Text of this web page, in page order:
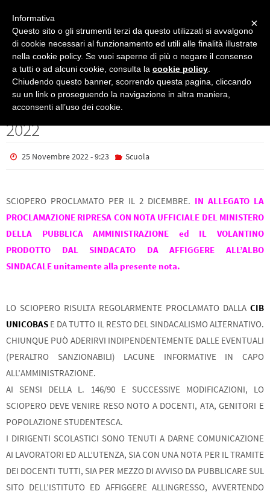
Scuola UNICOBAS: PROCLAMAZIONE SCIOPERO GENERALE 2 DICEMBRE 2022
UNICOBAS: PROCLAMAZIONE
SCIOPERO GENERALE 2 DICEMBRE
2022
25 Novembre 2022 - 9:23 Scuola
SCIOPERO PROCLAMATO PER IL 2 DICEMBRE. IN ALLEGATO LA
PROCLAMAZIONE RIPRESA CON NOTA UFFICIALE DEL MINISTERO
DELLA PUBBLICA AMMINISTRAZIONE ed IL VOLANTINO
PRODOTTO DAL SINDACATO DA AFFIGGERE ALL’ALBO
SINDACALE unitamente alla presente nota.
LO SCIOPERO RISULTA REGOLARMENTE PROCLAMATO DALLA CIB
UNICOBAS E DA TUTTO IL RESTO DEL SINDACALISMO ALTERNATIVO.
CHIUNQUE PUÒ ADERIRVI INDIPENDENTEMENTE DALLE EVENTUALI
(PERALTRO SANZIONABILI) LACUNE INFORMATIVE IN CAPO
ALL’AMMINISTRAZIONE.
AI SENSI DELLA L. 146/90 E SUCCESSIVE MODIFICAZIONI, LO
SCIOPERO DEVE VENIRE RESO NOTO A DOCENTI, ATA, GENITORI E
POPOLAZIONE STUDENTESCA.
I DIRIGENTI SCOLASTICI SONO TENUTI A DARNE COMUNICAZIONE
AI LAVORATORI ED ALL’UTENZA, SIA CON UNA NOTA PER IL TRAMITE
DEI DOCENTI TUTTI, SIA PER MEZZO DI AVVISO DA PUBBLICARE SUL
SITO DELL’ISTITUTO ED AFFIGGERE ALLINGRESSO, AVVERTENDO
×
Informativa
Questo sito o gli strumenti terzi da questo utilizzati si avvalgono
di cookie necessari al funzionamento ed utili alle finalità illustrate
nella cookie policy. Se vuoi saperne di più o negare il consenso
a tutti o ad alcuni cookie, consulta la cookie policy
Chiudendo questo banner, scorrendo questa pagina, cliccando
su un link o proseguendo la navigazione in altra maniera,
acconsenti all’uso dei cookie.